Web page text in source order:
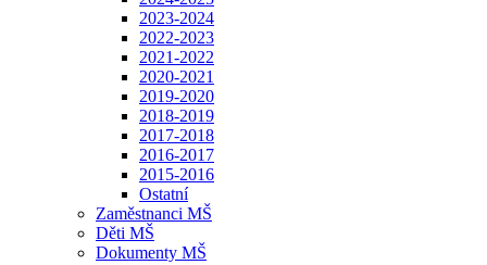
2023-2024
2022-2023
2021-2022
2020-2021
2019-2020
2018-2019
2017-2018
2016-2017
2015-2016
Ostatní
Zaměstnanci MŠ
Děti MŠ
Dokumenty MŠ